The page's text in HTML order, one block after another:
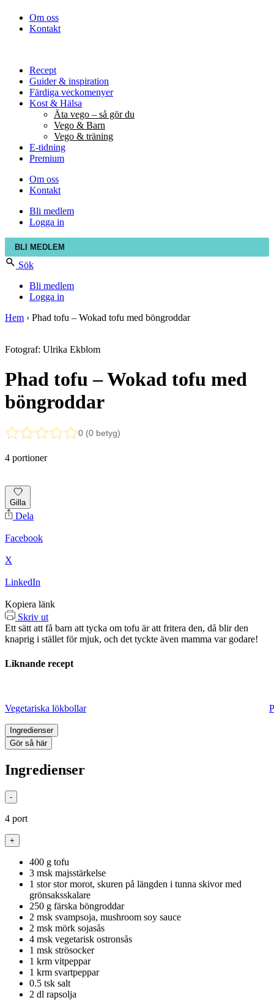
Om oss
Kontakt
Recept
Guider & inspiration
Färdiga veckomenyer
Kost & Hälsa
Äta vego – så gör du
Vego & Barn
Vego & träning
E-tidning
Premium
Om oss
Kontakt
Bli medlem
Logga in
BLI MEDLEM
Sök
Bli medlem
Logga in
Hem › Phad tofu – Wokad tofu med böngroddar
Fotograf: Ulrika Ekblom
Phad tofu – Wokad tofu med
böngroddar
0 (0 betyg)
4 portioner
Gilla
Dela
Facebook
X
LinkedIn
Kopiera länk
Skriv ut
Ett sätt att få barn att tycka om tofu är att fritera den, då blir den
knaprig i stället för mjuk, och det tyckte även mamma var godare!
Liknande recept
Vegetariska lökbollar
Ingredienser
Gör så här
Ingredienser
-
4 port
+
400 g tofu
3 msk majsstärkelse
1 stor stor morot, skuren på längden i tunna skivor med
grönsaksskalare
250 g färska böngroddar
2 msk svampsoja, mushroom soy sauce
2 msk mörk sojasås
4 msk vegetarisk ostronsås
1 msk strösocker
1 krm vitpeppar
1 krm svartpeppar
0.5 tsk salt
2 dl rapsolja